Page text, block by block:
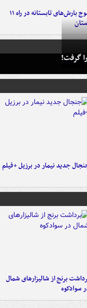
موج بارش‌های تابستانه در راه ۱۱
گرفت!
جدید نیمار در برزیل +فیلم
برنج از شالیزارهای شمال
سوادکوه